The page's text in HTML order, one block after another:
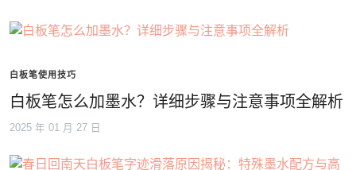
白板笔使用技巧
白板笔怎么加墨水？详细步骤与注意事项全解析
2025 年 01 月 27 日